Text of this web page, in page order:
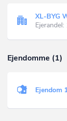
XL-BYG
Ejerandel:
Ejendomme (1)
Ejendom